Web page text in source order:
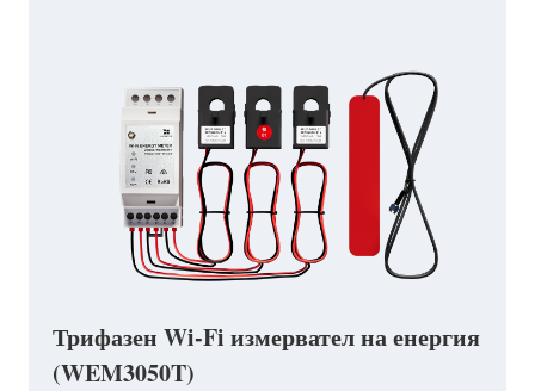
Трифазен Wi-Fi измервател на енергия
(WEM3050T)